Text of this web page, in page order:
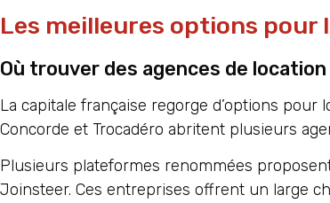
Les meilleures options pour
Où trouver des agences de
La capitale française regorge d’options
Concorde et Trocadéro abritent plusieurs
Plusieurs plateformes renommées
Joinsteer. Ces entreprises offrent un large